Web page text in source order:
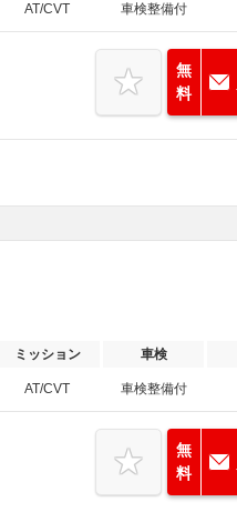
AT/CVT 車検整備付
無
料
ミッション 車検
AT/CVT 車検整備付
無
料